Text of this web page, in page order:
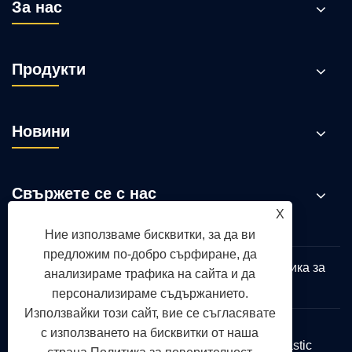
За нас
Продукти
Новини
Свържете се с нас
XML
Политика за
Авторско право © 2026 Qingdao Yongte Plastic
X
Ние използваме бисквитки, за да ви
предложим по-добро сърфиране, да
анализираме трафика на сайта и да
персонализираме съдържанието.
Използвайки този сайт, вие се съгласявате
с използването на бисквитки от наша